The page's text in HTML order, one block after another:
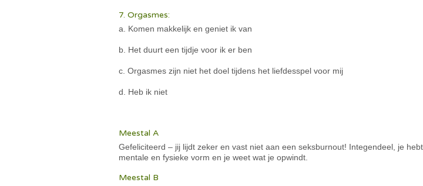
7. Orgasmes:
a. Komen makkelijk en geniet ik van
b. Het duurt een tijdje voor ik er ben
c. Orgasmes zijn niet het doel tijdens het liefdesspel voor mij
d. Heb ik niet
Meestal A
Gefeliciteerd – jij lijdt zeker en vast niet aan een seksburnout! Integendeel, je
mentale en fysieke vorm en je weet wat je opwindt.
Meestal B